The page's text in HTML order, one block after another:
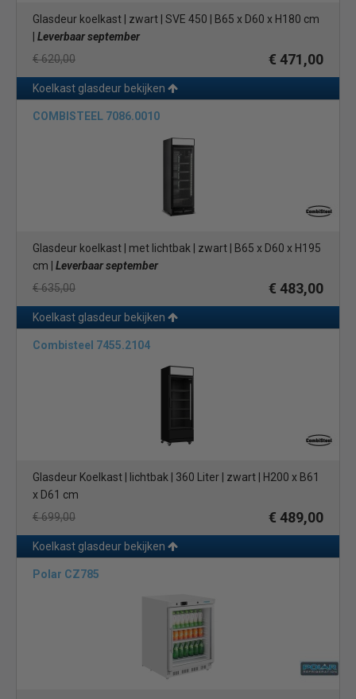
Glasdeur koelkast | zwart | SVE 450 | B65 x D60 x H180 cm
Leverbaar september
€ 620,00
€ 471,00
Koelkast glasdeur bekijken
COMBISTEEL 7086.0010
Glasdeur koelkast | met lichtbak | zwart | B65 x D60 x H195
cm | Leverbaar september
€ 635,00
€ 483,00
Koelkast glasdeur bekijken
Combisteel 7455.2104
Glasdeur Koelkast | lichtbak | 360 Liter | zwart | H200 x B61
x D61 cm
€ 699,00
€ 489,00
Koelkast glasdeur bekijken
Polar CZ785